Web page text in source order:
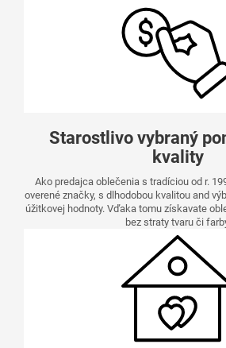
Starostlivo vybraný
kvality
Ako predajca oblečenia s tradíciou od r.
overené značky, s dlhodobou kvalitou and
úžitkovej hodnoty. Vďaka tomu získavate
bez straty tvaru či